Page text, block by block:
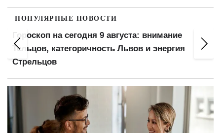
ПОПУЛЯРНЫЕ НОВОСТИ
Мобилизуют несмотря на учебу: пять
категорий студентов без отсрочки с августа